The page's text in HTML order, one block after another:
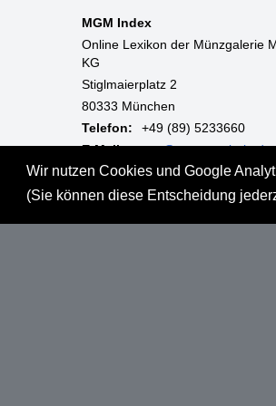
Wir nutzen Cookies und Google
(Sie können diese Entscheidung
MGM Index
Online Lexikon der Münzgalerie
KG
Stiglmaierplatz 2
80333 München
Telefon:
+49 (89) 5233660
E-Mail:
mgm@muenzgalerie.de
Mo-Fr:
9:00 - 18:00 Uhr